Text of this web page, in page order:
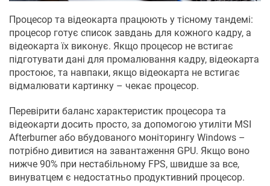
Процесор та відеокарта працюють у тісному тандемі:
процесор готує список завдань для кожного кадру, а
відеокарта їх виконує. Якщо процесор не встигає
підготувати дані для промалювання кадру, відеокарта
простоює, та навпаки, якщо відеокарта не встигає
відмалювати картинку – чекає процесор.
Перевірити баланс характеристик процесора та
відеокарти досить просто, за допомогою утиліти MSI
Afterburner або вбудованого моніторингу Windows –
потрібно дивитися на завантаження GPU. Якщо воно
нижче 90% при нестабільному FPS, швидше за все,
винуватцем є недостатньо продуктивний процесор.